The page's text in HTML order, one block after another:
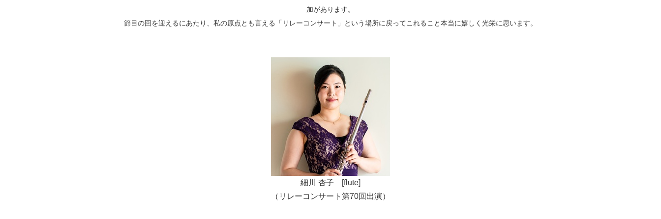
加があります。
節目の回を迎えるにあたり、私の原点とも言える「リレーコンサート」という場所に戻ってこれること本当に嬉しく光栄に思います。
細川 杏子 [flute]
（リレーコンサート第70回出演）